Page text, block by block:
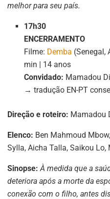
melhor para seu país.
17h30
ENCERRAMENTO
Filme: Demba (Senegal,
min | 14 anos
Convidado: Mamadou
→ tradução EN-PT
Direção e roteiro: Mamadou
Elenco: Ben Mahmoud
Sylla, Aicha Talla, Saikou
Sinopse: À medida que a
deteriora após a morte da
conexão com o filho, antes